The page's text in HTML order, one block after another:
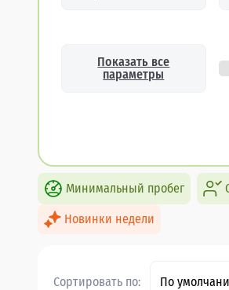
Показать все
параметры
Минимальный пробег
Новинки недели
Сортировать по: По